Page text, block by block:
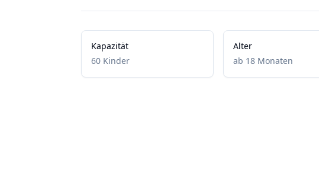
Kapazität
60 Kinder
Alter
ab 18 Monaten